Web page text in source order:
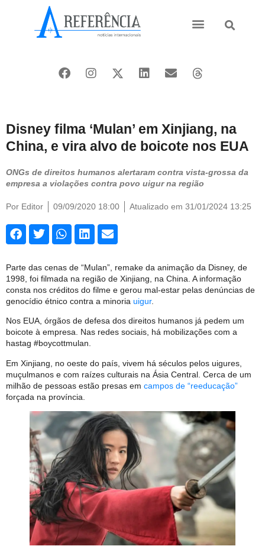
Disney filma ‘Mulan’ em Xinjiang, na
China, e vira alvo de boicote nos EUA
ONGs de direitos humanos alertaram contra vista-grossa da
empresa a violações contra povo uigur na região
Por Editor 09/09/2020 18:00 Atualizado em 31/01/2024 13:25
Parte das cenas de “Mulan”, remake da animação da Disney, de
1998, foi filmada na região de Xinjiang, na China. A informação
consta nos créditos do filme e gerou mal-estar pelas denúncias de
genocídio étnico contra a minoria uigur.
Nos EUA, órgãos de defesa dos direitos humanos já pedem um
boicote à empresa. Nas redes sociais, há mobilizações com a
hastag #boycottmulan.
Em Xinjiang, no oeste do país, vivem há séculos pelos uigures,
muçulmanos e com raízes culturais na Ásia Central. Cerca de um
milhão de pessoas estão presas em campos de “reeducação”
forçada na província.